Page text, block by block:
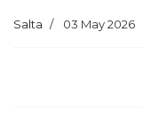
Salta 03 May 2026